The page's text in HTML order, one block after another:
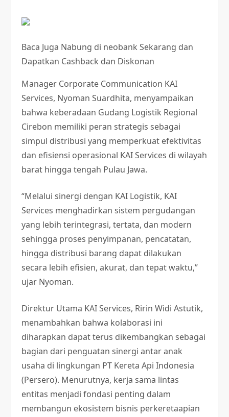
Baca Juga Nabung di neobank Sekarang dan
Dapatkan Cashback dan Diskonan
Manager Corporate Communication KAI
Services, Nyoman Suardhita, menyampaikan
bahwa keberadaan Gudang Logistik Regional
Cirebon memiliki peran strategis sebagai
simpul distribusi yang memperkuat efektivitas
dan efisiensi operasional KAI Services di wilayah
barat hingga tengah Pulau Jawa.
“Melalui sinergi dengan KAI Logistik, KAI
Services menghadirkan sistem pergudangan
yang lebih terintegrasi, tertata, dan modern
sehingga proses penyimpanan, pencatatan,
hingga distribusi barang dapat dilakukan
secara lebih efisien, akurat, dan tepat waktu,”
ujar Nyoman.
Direktur Utama KAI Services, Ririn Widi Astutik,
menambahkan bahwa kolaborasi ini
diharapkan dapat terus dikembangkan sebagai
bagian dari penguatan sinergi antar anak
usaha di lingkungan PT Kereta Api Indonesia
(Persero). Menurutnya, kerja sama lintas
entitas menjadi fondasi penting dalam
membangun ekosistem bisnis perkeretaapian